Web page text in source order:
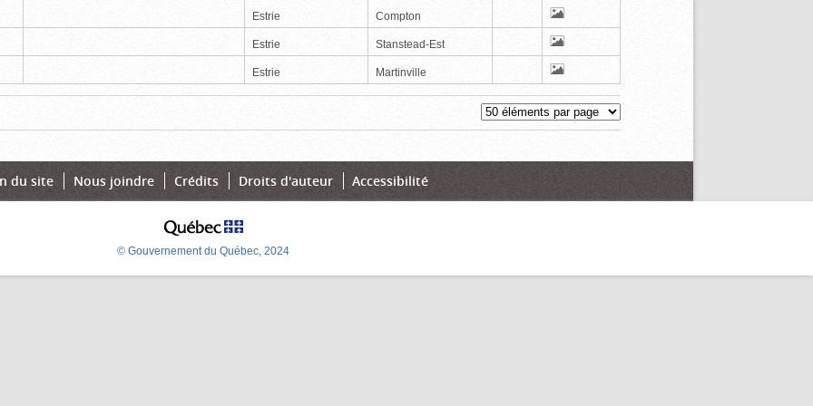
Estrie Compton
Estrie Stanstead-Est
Estrie Martinville
du site Nous joindre Crédits Droits d'auteur Accessibilité
© Gouvernement du Québec, 2024